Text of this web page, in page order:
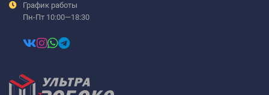
График работы
Пн-Пт 10:00—18:30